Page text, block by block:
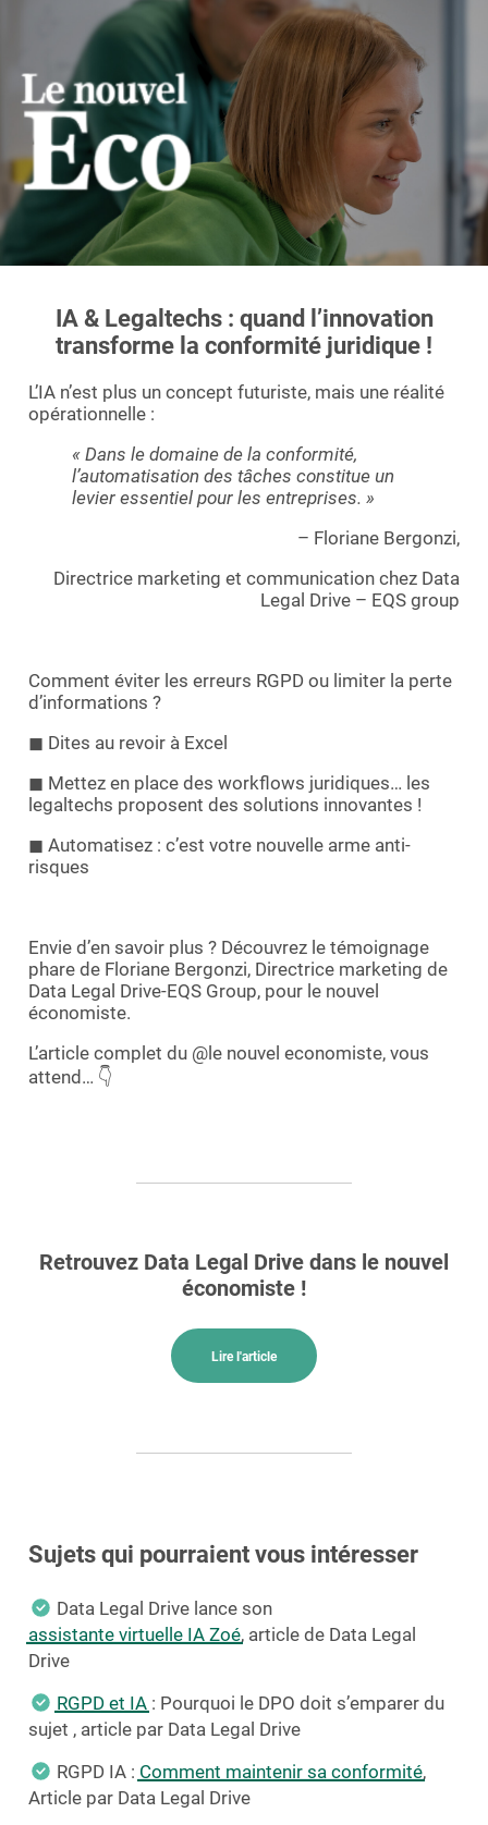
Essayer le logiciel
IA & Legaltechs : quand l’innovation
transforme la conformité juridique !
L’IA n’est plus un concept futuriste, mais une réalité
opérationnelle :
« Dans le domaine de la conformité,
l’automatisation des tâches constitue un
levier essentiel pour les entreprises. »
– Floriane Bergonzi,
Directrice marketing et communication chez Data
Legal Drive – EQS group
Comment éviter les erreurs RGPD ou limiter la perte
d’informations ?
◼ Dites au revoir à Excel
◼ Mettez en place des workflows juridiques… les
legaltechs proposent des solutions innovantes !
◼ Automatisez : c’est votre nouvelle arme anti-
risques
Envie d’en savoir plus ? Découvrez le témoignage
phare de Floriane Bergonzi, Directrice marketing de
Data Legal Drive-EQS Group, pour le nouvel
économiste.
L’article complet du @le nouvel economiste, vous
attend… 👇
Retrouvez Data Legal Drive dans le nouvel
économiste !
Lire l'article
Sujets qui pourraient vous intéresser
Data Legal Drive lance son
assistante virtuelle IA Zoé, article de Data Legal
Drive
RGPD et IA : Pourquoi le DPO doit s’emparer du
sujet , article par Data Legal Drive
RGPD IA : Comment maintenir sa conformité,
Article par Data Legal Drive